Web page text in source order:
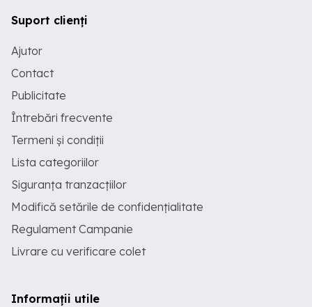
Suport clienți
Ajutor
Contact
Publicitate
Întrebări frecvente
Termeni și condiții
Lista categoriilor
Siguranța tranzacțiilor
Modifică setările de confidențialitate
Regulament Campanie
Livrare cu verificare colet
Informații utile